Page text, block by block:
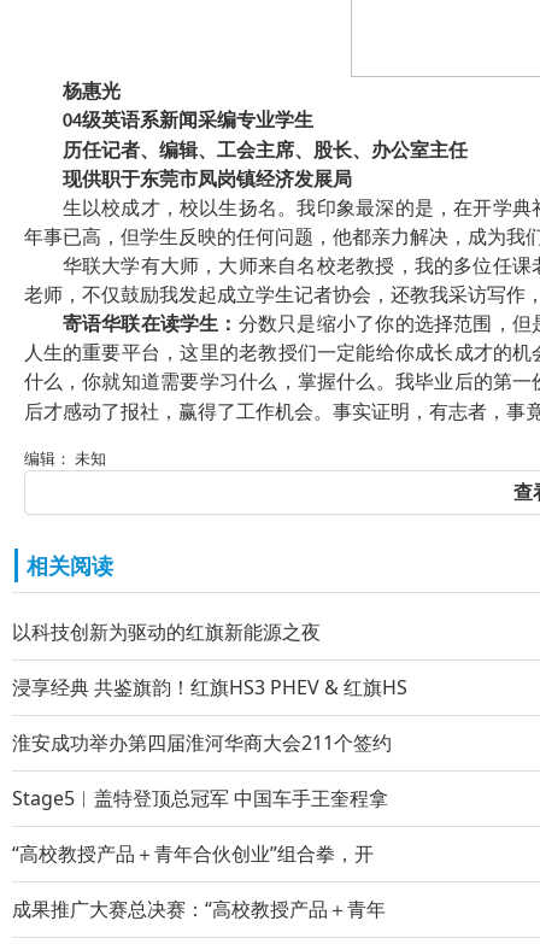
杨惠光
04级英语系新闻采编专业学生
历任记者、编辑、工会主席、股长、办公室主任
现供职于东莞市凤岗镇经济发展局
生以校成才，校以生扬名。我印象最深的是，在开学
年事已高，但学生反映的任何问题，他都亲力解决，成为我
华联大学有大师，大师来自名校老教授，我的多位任
老师，不仅鼓励我发起成立学生记者协会，还教我采访写作
寄语华联在读学生： 分数只是缩小了你的选择范围，
人生的重要平台，这里的老教授们一定能给你成长成才的
什么，你就知道需要学习什么，掌握什么。我毕业后的第
后才感动了报社，赢得了工作机会。事实证明，有志者，
编辑： 未知
查
相关阅读
以科技创新为驱动的红旗新能源之夜
浸享经典 共鉴旗韵！红旗HS3 PHEV & 红旗HS
淮安成功举办第四届淮河华商大会211个签约
Stage5︱盖特登顶总冠军 中国车手王奎程拿
“高校教授产品＋青年合伙创业”组合拳，开
成果推广大赛总决赛：“高校教授产品＋青年